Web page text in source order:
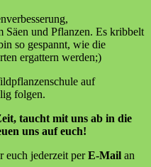
Säen und Pflanzen. Es kribbelt
so gespannt, wie die
ergattern werden;)
auf
folgen.
taucht mit uns ab in die
uns auf euch!
euch jederzeit perE-Mail an